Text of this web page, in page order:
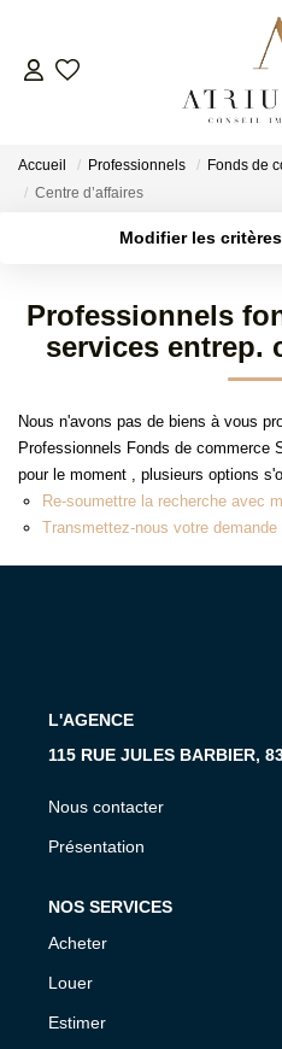
Accueil Professionnels Fonds de
Centre d’affaires
Modifier les
Sélectionnez...
Type de bien
Créer une alerte
Professionnels
services entrep.
Nous n'avons pas de biens à vous
Professionnels Fonds de commerce
pour le moment , plusieurs options
Re-soumettre la recherche avec
Transmettez-nous votre demande
L'AGENCE
115 RUE JULES BARBIER,
Nous contacter
Présentation
NOS SERVICES
Acheter
Louer
Estimer